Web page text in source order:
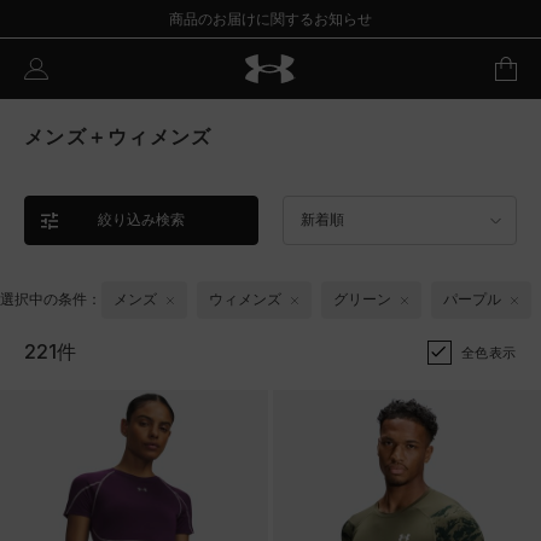
商品のお届けに関するお知らせ
メンズ＋ウィメンズ
絞り込み検索 新着順
選択中の条件： メンズ ウィメンズ グリーン パープル
221件 全色表示